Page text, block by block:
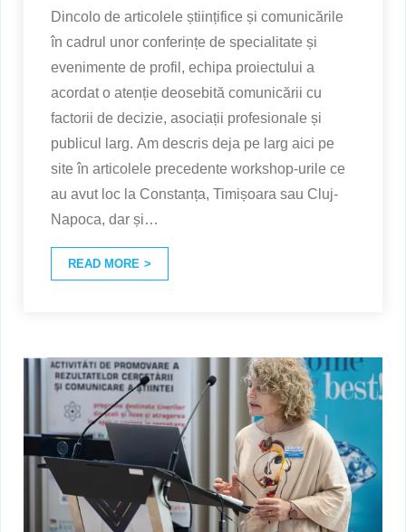
Dincolo de articolele științifice și comunicările
în cadrul unor conferințe de specialitate și
evenimente de profil, echipa proiectului a
acordat o atenție deosebită comunicării cu
factorii de decizie, asociații profesionale și
publicul larg. Am descris deja pe larg aici pe
site în articolele precedente workshop-urile ce
au avut loc la Constanța, Timișoara sau Cluj-
Napoca, dar și…
READ MORE